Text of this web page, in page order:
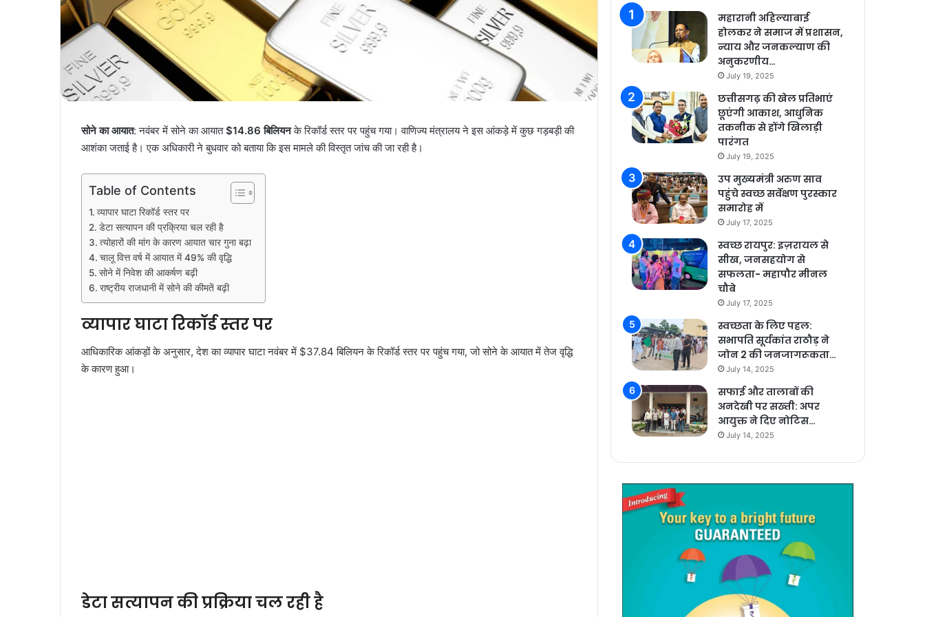
सोने का आयात: नवंबर में सोने का आयात$14.86 बिलियनके रिकॉर्ड स्तर पर पहुंच गया। वाणिज्य मंत्रालय ने इस आंकड़े में कुछ गड़बड़ी की
आशंका जताई है। एक अधिकारी ने बुधवार को बताया कि इस मामले की विस्तृत जांच की जा रही है।
Table of Contents
व्यापार घाटा रिकॉर्ड स्तर पर
डेटा सत्यापन की प्रक्रिया चल रही है
त्योहारों की मांग के कारण आयात चार गुना बढ़ा
चालू वित्त वर्ष में आयात में 49% की वृद्धि
सोने में निवेश की आकर्षण बढ़ी
राष्ट्रीय राजधानी में सोने की कीमतें बढ़ी
व्यापार घाटा रिकॉर्ड स्तर पर
आधिकारिक आंकड़ों के अनुसार, देश का व्यापार घाटा नवंबर में $37.84 बिलियन के रिकॉर्ड स्तर पर पहुंच गया, जो सोने के आयात में तेज वृद्धि
के कारण हुआ।
डेटा सत्यापन की प्रक्रिया चल रही है
महारानी अहिल्याबाई
होलकर ने समाज में प्रशासन,
न्याय और जनकल्याण की
अनुकरणीय…
July 19, 2025
छत्तीसगढ़ की खेल प्रतिभाएं
छूएंगी आकाश, आधुनिक
तकनीक से होंगे खिलाड़ी
पारंगत
July 19, 2025
उप मुख्यमंत्री अरुण साव
पहुंचे स्वच्छ सर्वेक्षण पुरस्कार
समारोह में
July 17, 2025
स्वच्छ रायपुर: इज़रायल से
सीख, जनसहयोग से
सफलता- महापौर मीनल
चौबे
July 17, 2025
स्वच्छता के लिए पहल:
सभापति सूर्यकांत राठौड़ ने
जोन 2 की जनजागरूकता…
July 14, 2025
सफाई और तालाबों की
अनदेखी पर सख्ती: अपर
आयुक्त ने दिए नोटिस…
July 14, 2025